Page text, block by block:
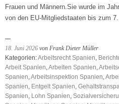
Frauen und Männern.Sie wurde im
von den EU-Mitgliedstaaten bis zum
18. Juni 2026 von Frank Dieter Müller
Kategorien:Arbeitsrecht Spanien,
Arbeit Spanien,Arbeiten Spanien,
Spanien,Arbeitsinspektion Spanien,
Spanien, Entgelt Spanien,
Spanien, Lohn Spanien,